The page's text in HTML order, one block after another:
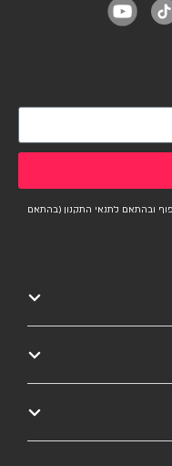
ובהתאם לתנאי התקנון (בהתאם